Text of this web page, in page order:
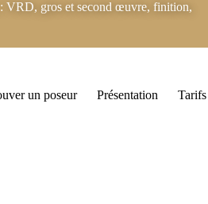
: VRD, gros et second œuvre, finition,
un poseur Présentation Tarifs